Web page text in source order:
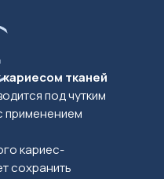
тканей
под чутким
применением
кариес-
сохранить